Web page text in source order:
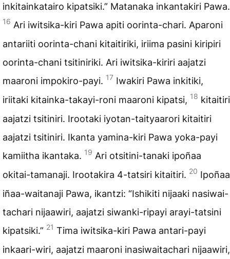
inkitainkatairo kipatsiki.” Matanaka inkantakiri Pawa.
16 Ari iwitsika-kiri Pawa apiti oorinta-chari. Aparoni
antariiti oorinta-chani kitaitiriki, iriima pasini kiripiri
oorinta-chani tsitiniriki. Ari iwitsika-kiriri aajatzi
maaroni impokiro-payi. 17 Iwakiri Pawa inkitiki,
iriitaki kitainka-takayi-roni maaroni kipatsi, 18 kitaitiri
aajatzi tsitiniri. Irootaki iyotan-taityaarori kitaitiri
aajatzi tsitiniri. Ikanta yamina-kiri Pawa yoka-payi
kamiitha ikantaka. 19 Ari otsitini-tanaki ipoñaa
okitai-tamanaji. Irootakira 4-tatsiri kitaitiri. 20 Ipoñaa
iñaa-waitanaji Pawa, ikantzi: “Ishikiti nijaaki nasiwai-
tachari nijaawiri, aajatzi siwanki-ripayi arayi-tatsini
kipatsiki.” 21 Tima iwitsika-kiri Pawa antari-payi
inkaari-wiri, aajatzi maaroni inasiwaitachari nijaawiri,